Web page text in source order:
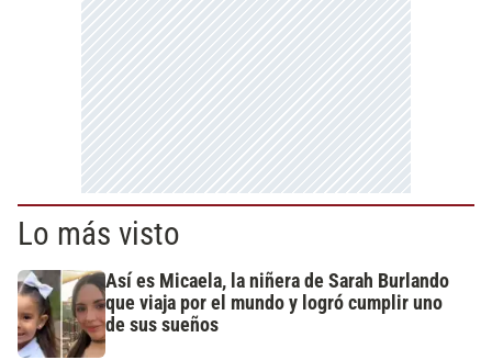
Lo más visto
Así es Micaela, la niñera de Sarah Burlando
que viaja por el mundo y logró cumplir uno
de sus sueños